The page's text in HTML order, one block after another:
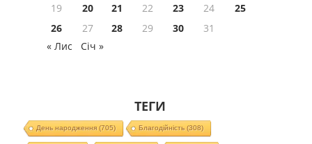
19
20 21 22 23 24
25
26
27 28 29 30
31
« Лис
Січ »
ТЕГИ
День народження(705) Благодійність (308)